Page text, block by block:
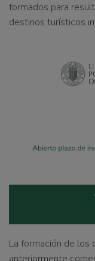
formados para
destinos turísticos
La formación de los